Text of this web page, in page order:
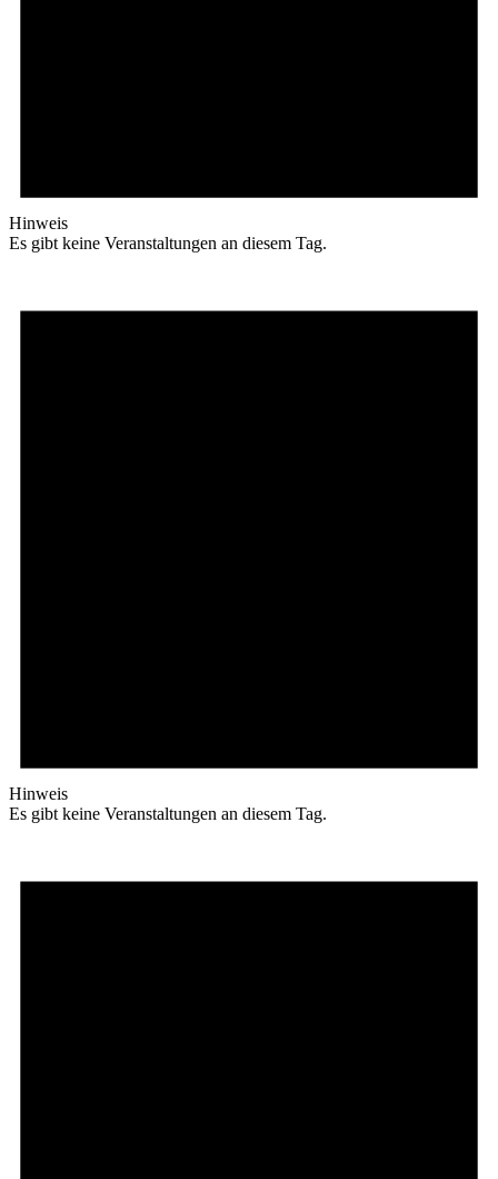
Hinweis
Es gibt keine Veranstaltungen an diesem Tag.
Hinweis
Es gibt keine Veranstaltungen an diesem Tag.